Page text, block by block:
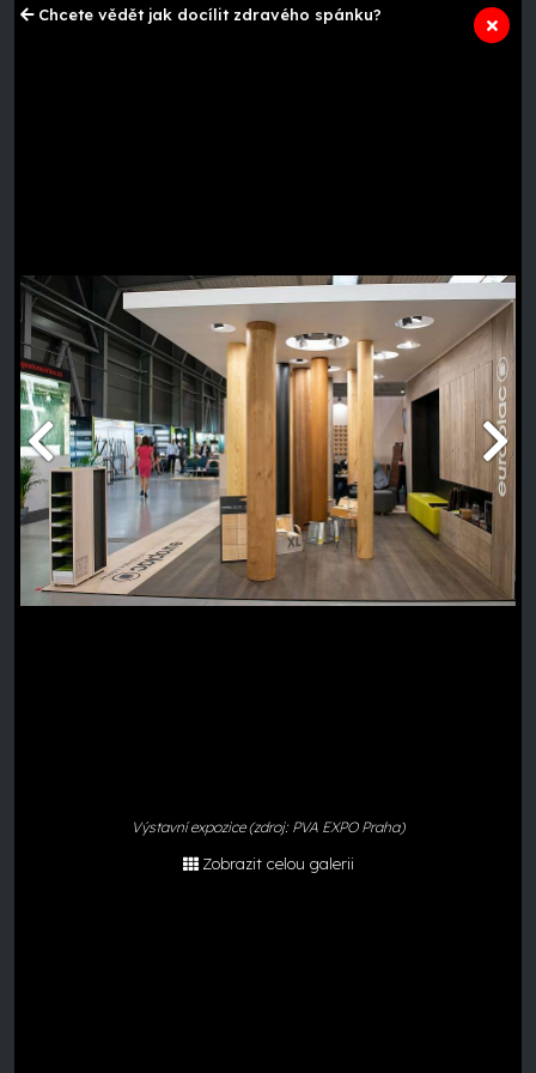
Chcete vědět jak docílit zdravého spánku?
Výstavní expozice (zdroj: PVA EXPO Praha)
Zobrazit celou galerii